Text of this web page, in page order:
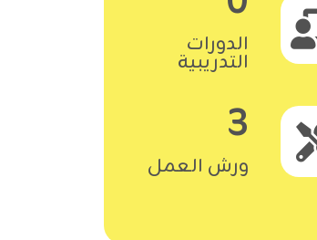
الدورات
التدريبية
3
ورش العمل